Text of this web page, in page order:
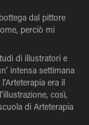
dal pittore
perciò mi
di illustratori e
intensa settimana
era il
così,
di Arteterapia